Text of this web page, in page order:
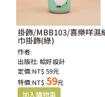
掛飾/MBB103/喜樂咩濕
巾掛飾(綠)
作者:
出版社: 給好設計
定價:NT$ 59元
特價:NT$ 59元